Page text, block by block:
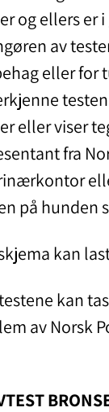
og ellers er
av
eller for
eller viser
fra
på hunden
kan
kan
av Norsk